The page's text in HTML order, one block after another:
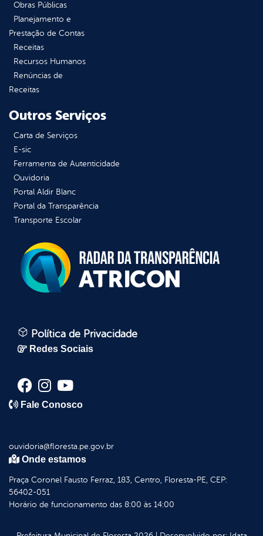
Obras Públicas
Planejamento e
Prestação de Contas
Receitas
Recursos Humanos
Renúncias de
Receitas
Outros Serviços
Carta de Serviços
E-sic
Ferramenta de Autenticidade
Ouvidoria
Portal Aldir Blanc
Portal da Transparência
Transporte Escolar
Política de Privacidade
Redes Sociais
Fale Conosco
ouvidoria@floresta.pe.gov.br
Onde estamos
Praça Coronel Fausto Ferraz, 183, Centro, Floresta-PE, CEP:
56402-051
Horário de funcionamento das 8:00 às 14:00